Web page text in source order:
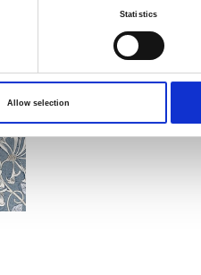
Statistics
Allow selection